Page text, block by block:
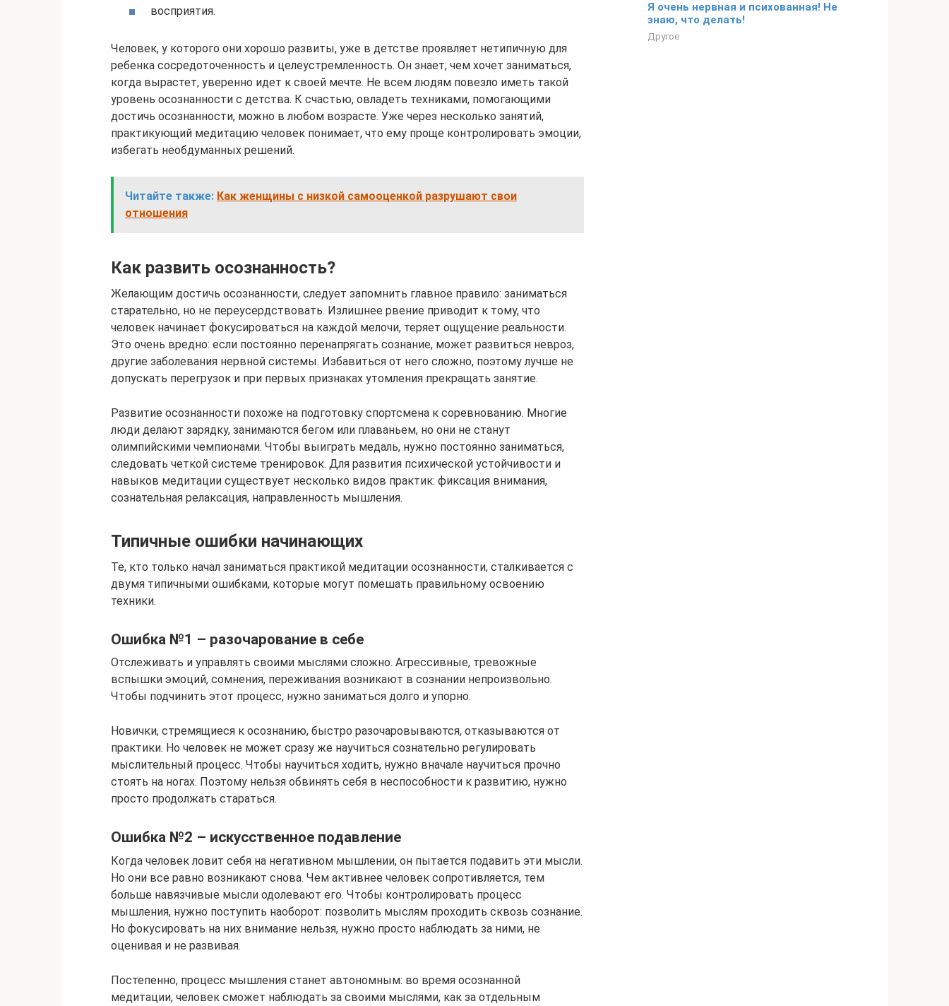
восприятия.
Человек, у которого они хорошо развиты, уже в детстве проявляет нетипичную для
ребенка сосредоточенность и целеустремленность. Он знает, чем хочет заниматься,
когда вырастет, уверенно идет к своей мечте. Не всем людям повезло иметь такой
уровень осознанности с детства. К счастью, овладеть техниками, помогающими
достичь осознанности, можно в любом возрасте. Уже через несколько занятий,
практикующий медитацию человек понимает, что ему проще контролировать эмоции,
избегать необдуманных решений.
Читайте также: Как женщины с низкой самооценкой разрушают свои
отношения
Как развить осознанность?
Желающим достичь осознанности, следует запомнить главное правило: заниматься
старательно, но не переусердствовать. Излишнее рвение приводит к тому, что
человек начинает фокусироваться на каждой мелочи, теряет ощущение реальности.
Это очень вредно: если постоянно перенапрягать сознание, может развиться невроз,
другие заболевания нервной системы. Избавиться от него сложно, поэтому лучше не
допускать перегрузок и при первых признаках утомления прекращать занятие.
Развитие осознанности похоже на подготовку спортсмена к соревнованию. Многие
люди делают зарядку, занимаются бегом или плаваньем, но они не станут
олимпийскими чемпионами. Чтобы выиграть медаль, нужно постоянно заниматься,
следовать четкой системе тренировок. Для развития психической устойчивости и
навыков медитации существует несколько видов практик: фиксация внимания,
сознательная релаксация, направленность мышления.
Типичные ошибки начинающих
Те, кто только начал заниматься практикой медитации осознанности, сталкивается с
двумя типичными ошибками, которые могут помешать правильному освоению
техники.
Ошибка №1 – разочарование в себе
Отслеживать и управлять своими мыслями сложно. Агрессивные, тревожные
вспышки эмоций, сомнения, переживания возникают в сознании непроизвольно.
Чтобы подчинить этот процесс, нужно заниматься долго и упорно.
Новички, стремящиеся к осознанию, быстро разочаровываются, отказываются от
практики. Но человек не может сразу же научиться сознательно регулировать
мыслительный процесс. Чтобы научиться ходить, нужно вначале научиться прочно
стоять на ногах. Поэтому нельзя обвинять себя в неспособности к развитию, нужно
просто продолжать стараться.
Ошибка №2 – искусственное подавление
Когда человек ловит себя на негативном мышлении, он пытается подавить эти мысли.
Но они все равно возникают снова. Чем активнее человек сопротивляется, тем
больше навязчивые мысли одолевают его. Чтобы контролировать процесс
мышления, нужно поступить наоборот: позволить мыслям проходить сквозь сознание.
Но фокусировать на них внимание нельзя, нужно просто наблюдать за ними, не
оценивая и не развивая.
Постепенно, процесс мышления станет автономным: во время осознанной
медитации, человек сможет наблюдать за своими мыслями, как за отдельным
Я очень нервная и психованная! Не
знаю, что делать!
Другое